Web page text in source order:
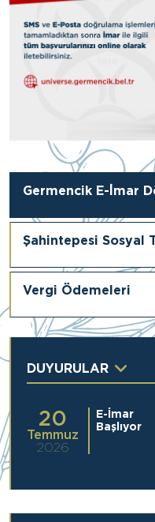
Germencik E-İmar
Şahintepesi Sosyal
Vergi Ödemeleri
DUYURULAR
20
Temmuz
2026
E-İmar
Başlıyor